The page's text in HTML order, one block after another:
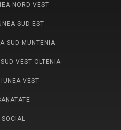
NORD-VEST
SUD-EST
SUD-MUNTENIA
VEST OLTENIA
VEST
SOCIAL